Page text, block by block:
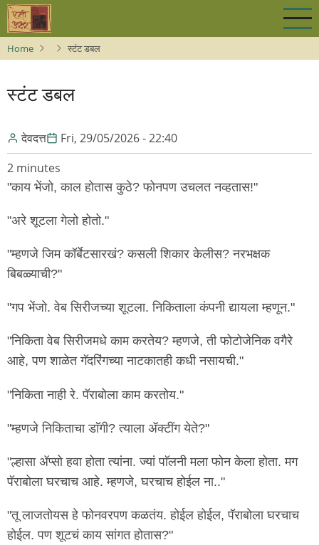
Skip
main
content
Home स्टंट डबल
स्टंट डबल
देवदत्त
Fri, 29/05/2026 - 22:40
2 minutes
"काय भेंजो, काल होतास कुठे? फोनपण उचलत नव्हतास!"
"अरे शूटला गेलो होतो."
"म्हणजे जिम कॉर्बेटसारखं? कसली शिकार केलीस? नरभक्षक
बिबळ्याची?"
"गप भेंजो. वेब सिरीजच्या शूटला. निकिताला कंपनी द्यायला म्हणून."
"निकिता वेब सिरीजमधे काम करतेय? म्हणजे, ती फोटोजेनिक वगैरे
आहे, पण शाळेत गॅदरिंगच्या नाटकातही कधी नसायची."
"निकिता नाही रे. पॅराबोला काम करतोय."
"म्हणजे निकिताचा डाॅगी? त्याला ॲक्टींग येते?"
"ल्हासा ॲप्सो हवा होता त्यांना. ज्यां पाॅलनी मला फोन केला होता. मग
पॅराबोला घरचाच आहे. म्हणजे, घरचाच होईल ना.."
"तू लाजतोयस हे फोनवरपण कळतंय. होईल होईल, पॅराबोला घरचाच
होईल. पण शूटचं काय सांगत होतास?"